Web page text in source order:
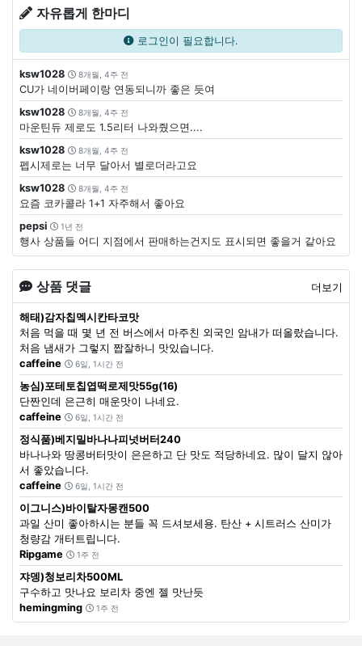
자유롭게 한마디
로그인이 필요합니다.
ksw1028 8개월, 4주 전
CU가 네이버페이랑 연동되니까 좋은 듯여
ksw1028
8개월, 4주 전
마운틴듀 제로도 1.5리터 나와줬으면....
ksw1028
8개월, 4주 전
펩시제로는 너무 달아서 별로더라고요
ksw1028
8개월, 4주 전
요즘 코카콜라 1+1 자주해서 좋아요
pepsi
1년 전
행사 상품들 어디 지점에서 판매하는건지도 표시되면 좋을거 같아요
상품 댓글 더보기
해태)감자칩멕시칸타코맛
처음 먹을 때 몇 년 전 버스에서 마주친 외국인 암내가 떠올랐습니다.
처음 냄새가 그렇지 짭잘하니 맛있습니다.
caffeine
6일, 1시간 전
농심)포테토칩엽떡로제맛55g(16)
단짠인데 은근히 매운맛이 나네요.
caffeine
6일, 1시간 전
정식품)베지밀바나나피넛버터240
바나나와 땅콩버터맛이 은은하고 단 맛도 적당하네요. 많이 달지 않아
서 좋았습니다.
caffeine
6일, 1시간 전
이그니스)바이탈자몽캔500
과일 산미 좋아하시는 분들 꼭 드셔보세용. 탄산 + 시트러스 산미가
청량감 개터트립니다.
Ripgame
1주 전
쟈뎅)청보리차500ML
구수하고 맛나요 보리차 중엔 젤 맛난듯
hemingming
1주 전